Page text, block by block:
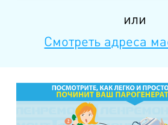
или
Смотреть адреса